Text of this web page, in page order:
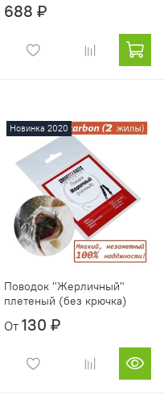
688 ₽
Новинка 2020
Поводок "Жерличный"
плетеный (без крючка)
От 130 ₽